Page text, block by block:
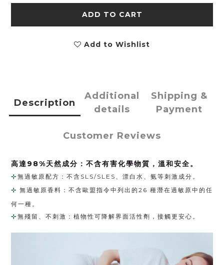
ADD TO CART
Add to Wishlist
Description
Additional
details
Shipping &
Payment
Customer Reviews
高達98%天然成分：不含有害化學物質，溫和安全。
⊹ 無過敏原配方：不含SLS/SLES、漂白水、氨等刺激成分。
⊹ ​​無過敏原香料：不含歐盟指令中列出的26 種潛在過敏原中的任
何一種。
⊹ ​​無殘留、不刺激：植物性可降解界面活性劑，接觸更安心。